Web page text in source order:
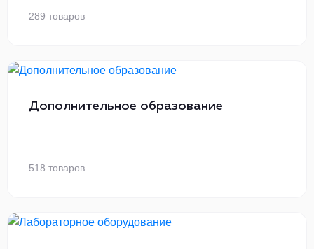
289 товаров
Дополнительное образование
518 товаров